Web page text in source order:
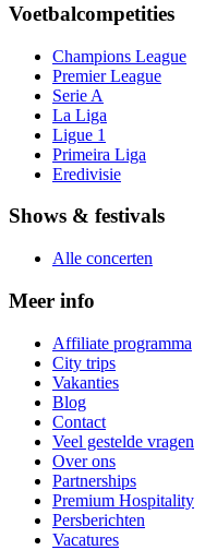
Voetbalcompetities
Champions League
Premier League
Serie A
La Liga
Ligue 1
Primeira Liga
Eredivisie
Shows & festivals
Alle concerten
Meer info
Affiliate programma
City trips
Vakanties
Blog
Contact
Veel gestelde vragen
Over ons
Partnerships
Premium Hospitality
Persberichten
Vacatures